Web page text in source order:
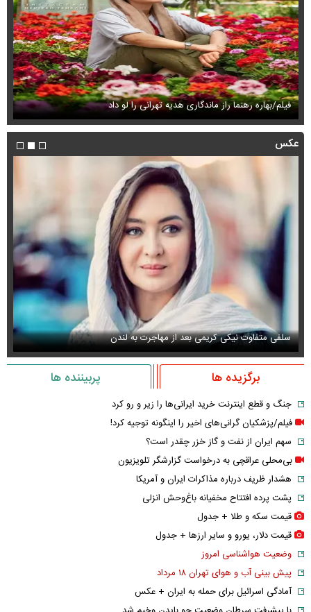
فیلم/بهاره رهنما راز ماندگاری هدیه تهرانی را لو داد
عکس
سلفی متفاوت نیکی کریمی بعد از مهاجرت به لندن
برگزیده ها پربیننده ها
جنگ و قطع اینترنت خرید ایرانی‌ها را زیر و رو کرد
فیلم/پزشکیان گرانی‌های اخیر را اینگونه توجیه کرد!
سهم ایران از نفت و گاز خزر چقدر است؟
بی‌محلی عراقچی به درخواست گزارشگر تلویزیون
هشدار ظریف درباره مذاکرات ایران و آمریکا
پشت پرده افتتاح مخفیانه باغ‌وحش انزلی
قیمت سکه و طلا + جدول
قیمت دلار، یورو و سایر ارز‌ها + جدول
وضعیت هواشناسی امروز
پیش بینی آب و هوای تهران ۱۸ مرداد
آمادگی اسرائیل برای حمله به ایران + عکس